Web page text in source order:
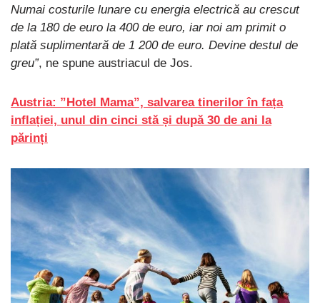
Numai costurile lunare cu energia electrică au crescut
de la 180 de euro la 400 de euro, iar noi am primit o
plată suplimentară de 1 200 de euro. Devine destul de
greu”, ne spune austriacul de Jos.
Austria: ”Hotel Mama”, salvarea tinerilor în fața
inflației, unul din cinci stă și după 30 de ani la
părinți